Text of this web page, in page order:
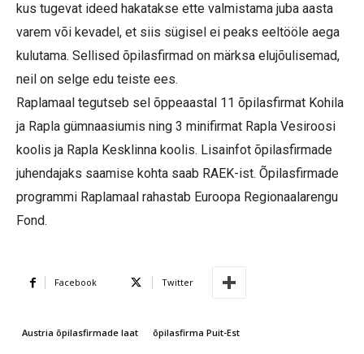
kus tugevat ideed hakatakse ette valmistama juba aasta
varem või kevadel, et siis sügisel ei peaks eeltööle aega
kulutama. Sellised õpilasfirmad on märksa elujõulisemad,
neil on selge edu teiste ees.
Raplamaal tegutseb sel õppeaastal 11 õpilasfirmat Kohila
ja Rapla gümnaasiumis ning 3 minifirmat Rapla Vesiroosi
koolis ja Rapla Kesklinna koolis. Lisainfot õpilasfirmade
juhendajaks saamise kohta saab RAEK-ist. Õpilasfirmade
programmi Raplamaal rahastab Euroopa Regionaalarengu
Fond.
Facebook Twitter
Austria õpilasfirmade laat õpilasfirma Puit-Est